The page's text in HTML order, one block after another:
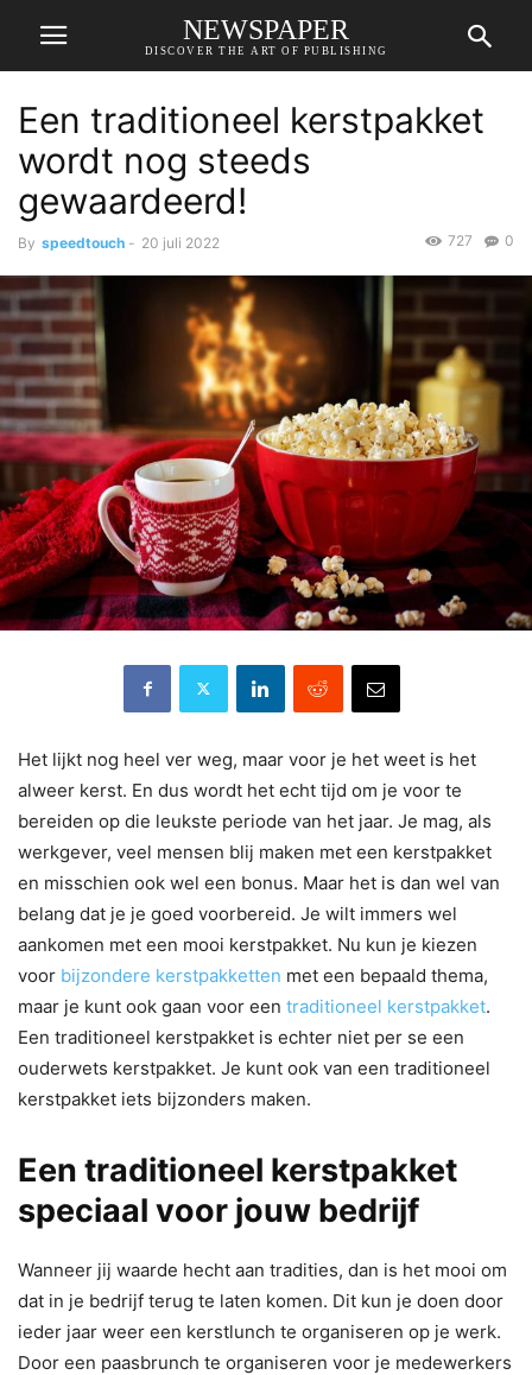
NEWSPAPER
DISCOVER THE ART OF PUBLISHING
Een traditioneel kerstpakket
wordt nog steeds
gewaardeerd!
By speedtouch - 20 juli 2022 0
727
Het lijkt nog heel ver weg, maar voor je het weet is het
alweer kerst. En dus wordt het echt tijd om je voor te
bereiden op die leukste periode van het jaar. Je mag, als
werkgever, veel mensen blij maken met een kerstpakket
en misschien ook wel een bonus. Maar het is dan wel van
belang dat je je goed voorbereid. Je wilt immers wel
aankomen met een mooi kerstpakket. Nu kun je kiezen
voor bijzondere kerstpakketten met een bepaald thema,
maar je kunt ook gaan voor een traditioneel kerstpakket.
Een traditioneel kerstpakket is echter niet per se een
ouderwets kerstpakket. Je kunt ook van een traditioneel
kerstpakket iets bijzonders maken.
Een traditioneel kerstpakket
speciaal voor jouw bedrijf
Wanneer jij waarde hecht aan tradities, dan is het mooi om
dat in je bedrijf terug te laten komen. Dit kun je doen door
ieder jaar weer een kerstlunch te organiseren op je werk.
Door een paasbrunch te organiseren voor je medewerkers